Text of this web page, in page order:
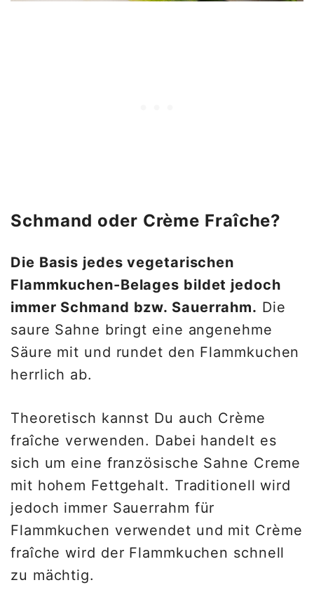
Schmand oder Crème Fraîche?
Die Basis jedes vegetarischen
Flammkuchen-Belages bildet jedoch
immer Schmand bzw. Sauerrahm. Die
saure Sahne bringt eine angenehme
Säure mit und rundet den Flammkuchen
herrlich ab.
Theoretisch kannst Du auch Crème
fraîche verwenden. Dabei handelt es
sich um eine französische Sahne Creme
mit hohem Fettgehalt. Traditionell wird
jedoch immer Sauerrahm für
Flammkuchen verwendet und mit Crème
fraîche wird der Flammkuchen schnell
zu mächtig.